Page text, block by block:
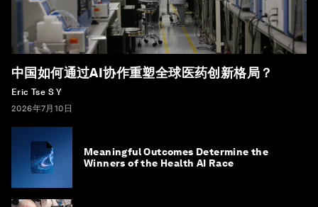
中国如何通过AI协作重塑全球医药创新格局？
Eric Tse S Y
2026年7月10日
Meaningful Outcomes Determine the
Winners of the Health AI Race